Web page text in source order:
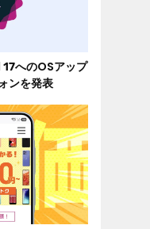
へのOSアップ
ンを発表